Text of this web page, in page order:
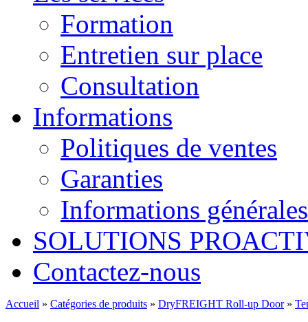
Formation
Entretien sur place
Consultation
Informations
Politiques de ventes
Garanties
Informations
SOLUTIONS
Contactez-nous
Accueil » Catégories de produits » DryFREIGHT Roll-up Door»